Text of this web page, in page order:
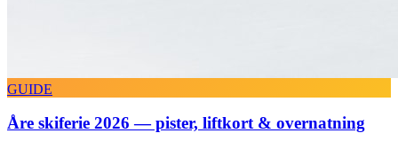
GUIDE
Åre skiferie 2026 — pister, liftkort & overnatning